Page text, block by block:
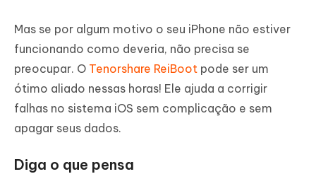
Mas se por algum motivo o seu iPhone não estiver
funcionando como deveria, não precisa se
preocupar. O Tenorshare ReiBoot pode ser um
ótimo aliado nessas horas! Ele ajuda a corrigir
falhas no sistema iOS sem complicação e sem
apagar seus dados.
Diga o que pensa